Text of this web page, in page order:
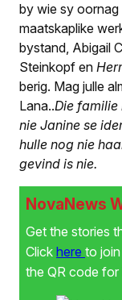
by wie sy oornag
maatskaplike
bystand, Abigail
Steinkopf en
berig. Mag julle
Lana..Die familie
nie Janine se
hulle nog nie
gevind is nie.
NovaNews
Get the stories
Click here to
the QR code